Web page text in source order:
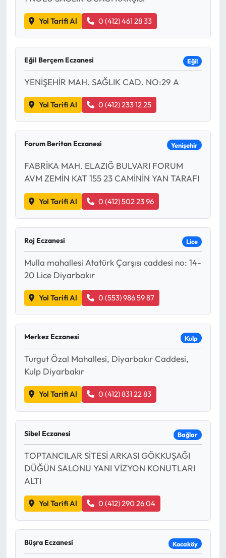
Yol Tarifi Al 0 (412) 461 28 33
Eğil Berçem Eczanesi Eğil
YENİŞEHİR MAH. SAĞLIK CAD. NO:29 A
Yol Tarifi Al 0 (412) 233 12 25
Forum Beritan Eczanesi Yenişehir
FABRİKA MAH. ELAZIĞ BULVARI FORUM
AVM ZEMİN KAT 155 23 CAMİNİN YAN TARAFI
Yol Tarifi Al 0 (412) 502 23 96
Roj Eczanesi Lice
Mulla mahallesi Atatürk Çarşısı caddesi no: 14-
20 Lice Diyarbakır
Yol Tarifi Al 0 (553) 986 59 87
Merkez Eczanesi Kulp
Turgut Özal Mahallesi, Diyarbakır Caddesi,
Kulp Diyarbakır
Yol Tarifi Al 0 (412) 831 22 83
Sibel Eczanesi Bağlar
TOPTANCILAR SİTESİ ARKASI GÖKKUŞAĞI
DÜĞÜN SALONU YANI VİZYON KONUTLARI
ALTI
Yol Tarifi Al 0 (412) 290 26 04
Büşra Eczanesi Kocaköy